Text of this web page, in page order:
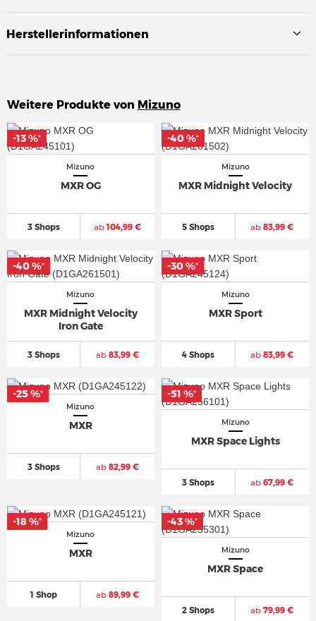
Herstellerinformationen
Weitere Produkte von Mizuno
Mizuno
MXR OG
3 Shops ab104,99 €
-13 %*
-13 %*
Mizuno
MXR Midnight Velocity
5 Shops ab 83,99 €
-40 %*
-40 %*
Mizuno
MXR Midnight Velocity
Iron Gate
3 Shops ab83,99 €
-40 %*
-40 %*
Mizuno
MXR Sport
4 Shops ab 83,99 €
-30 %*
-30 %*
Mizuno
MXR
3 Shops ab82,99 €
-25 %*
-25 %*
Mizuno
MXR Space Lights
3 Shops ab 67,99 €
-51 %*
-51 %*
Mizuno
MXR
1 Shop ab89,99 €
-18 %*
-18 %*
Mizuno
MXR Space
2 Shops ab 79,99 €
-43 %*
-43 %*